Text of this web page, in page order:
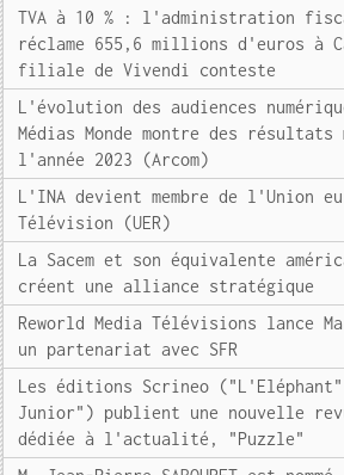
TVA à 10 % : l'administration
réclame 655,6 millions d'euros à
filiale de Vivendi conteste
L'évolution des audiences
Médias Monde montre des
l'année 2023 (Arcom)
L'INA devient membre de l'Union
Télévision (UER)
La Sacem et son équivalente
créent une alliance stratégique
Reworld Media Télévisions lance
un partenariat avec SFR
Les éditions Scrineo
Junior") publient une nouvelle
dédiée à l'actualité, "Puzzle"